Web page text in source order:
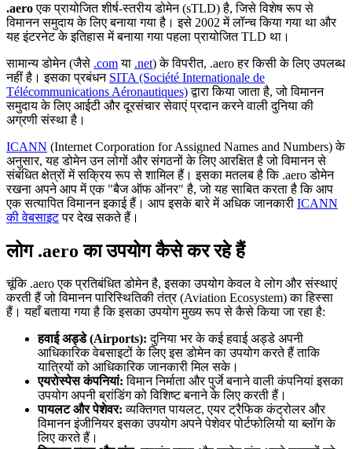
.aeroएक प्रायोजित शीर्ष-स्तरीय डोमेन (sTLD) है, जिसे विशेष रूप से
विमानन समुदाय के लिए बनाया गया है। इसे 2002 में लॉन्च किया गया था और
यह इंटरनेट के इतिहास में बनाया गया पहला प्रायोजित TLD था।
सामान्य डोमेन (जैसे .comया .net) के विपरीत, .aero हर किसी के लिए उपलब्ध
नहीं है। इसका प्रबंधन SITA (Société Internationale de
Télécommunications Aéronautiques)द्वारा किया जाता है, जो विमानन
समुदाय के लिए आईटी और दूरसंचार सेवाएं प्रदान करने वाली दुनिया की
अग्रणी संस्था है।
ICANN (Internet Corporation for Assigned Names and Numbers) के
अनुसार, यह डोमेन उन लोगों और संगठनों के लिए आरक्षित है जो विमानन से
संबंधित क्षेत्रों में सक्रिय रूप से शामिल हैं। इसका मतलब है कि .aero डोमेन
रखना अपने आप में एक "बैज ऑफ ऑनर" है, जो यह साबित करता है कि आप
एक सत्यापित विमानन इकाई हैं। आप इसके बारे में अधिक जानकारी ICANN
की वेबसाइटपर देख सकते हैं।
लोग .aero का उपयोग कैसे कर रहे हैं
चूंकि .aero एक प्रतिबंधित डोमेन है, इसका उपयोग केवल वे लोग और संस्थाएं
करती हैं जो विमानन पारिस्थितिकी तंत्र (Aviation Ecosystem) का हिस्सा
हैं। यहाँ बताया गया है कि इसका उपयोग मुख्य रूप से कैसे किया जा रहा है:
हवाई अड्डे (Airports): दुनिया भर के कई हवाई अड्डे अपनी
आधिकारिक वेबसाइटों के लिए इस डोमेन का उपयोग करते हैं ताकि
यात्रियों को आधिकारिक जानकारी मिल सके।
एयरोस्पेस कंपनियां: विमान निर्माता और पुर्जे बनाने वाली कंपनियां इसका
उपयोग अपनी ब्रांडिंग को विशिष्ट बनाने के लिए करती हैं।
पायलट और पेशेवर: व्यक्तिगत पायलट, एयर ट्रैफिक कंट्रोलर और
विमानन इंजीनियर इसका उपयोग अपने पेशेवर पोर्टफोलियो या ब्लॉग के
लिए करते हैं।